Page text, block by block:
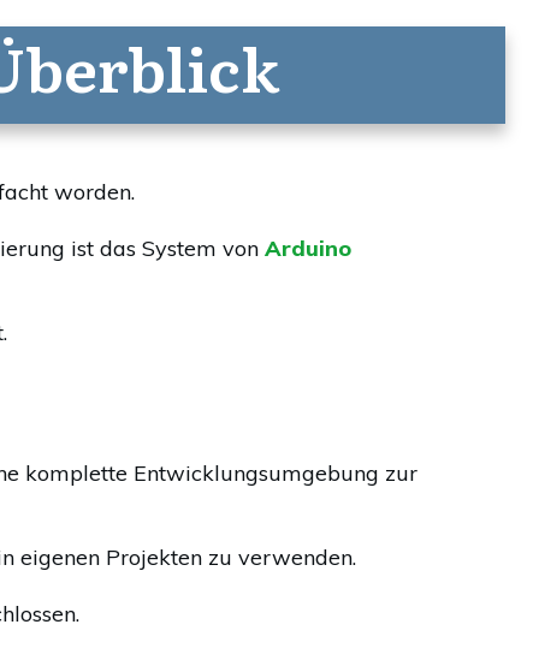
worden.
ist das System von Arduino
komplette Entwicklungsumgebung zur
eigenen Projekten zu verwenden.